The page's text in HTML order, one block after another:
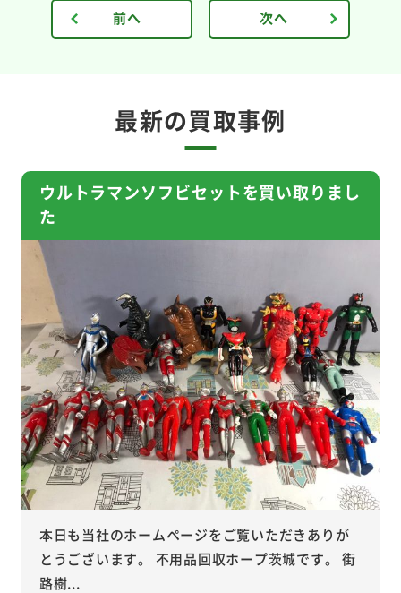
前へ 次へ
最新の買取事例
ウルトラマンソフビセットを買い取りまし
た
本日も当社のホームページをご覧いただきありが
とうございます。 不用品回収ホープ茨城です。 街
路樹...